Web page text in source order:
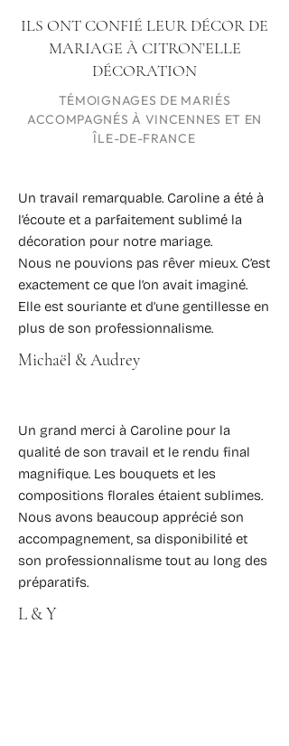
ILS ONT CONFIÉ LEUR DÉCOR DE
MARIAGE À CITRON’ELLE
DÉCORATION
TÉMOIGNAGES DE MARIÉS
ACCOMPAGNÉS À VINCENNES ET EN
ÎLE-DE-FRANCE
Un travail remarquable. Caroline a été à
l’écoute et a parfaitement sublimé la
décoration pour notre mariage.
Nous ne pouvions pas rêver mieux. C’est
exactement ce que l’on avait imaginé.
Elle est souriante et d’une gentillesse en
plus de son professionnalisme.
Michaël & Audrey
Un grand merci à Caroline pour la
qualité de son travail et le rendu final
magnifique. Les bouquets et les
compositions florales étaient sublimes.
Nous avons beaucoup apprécié son
accompagnement, sa disponibilité et
son professionnalisme tout au long des
préparatifs.
L & Y